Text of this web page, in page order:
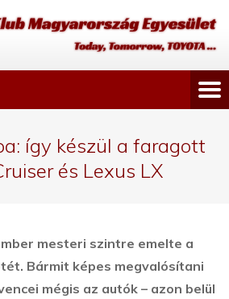
így készül a faragott
és Lexus LX
mesteri szintre emelte a
Bármit képes megvalósítani
mégis az autók – azon belül